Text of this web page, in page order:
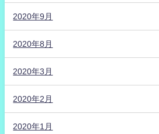
2020年9月
2020年8月
2020年3月
2020年2月
2020年1月